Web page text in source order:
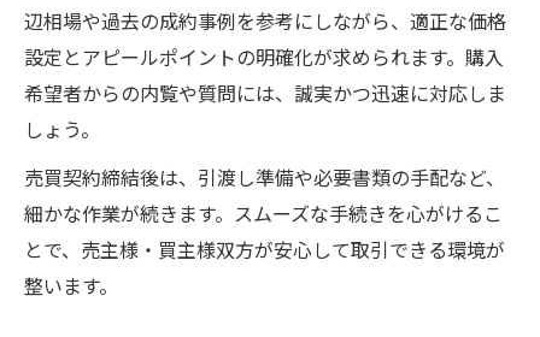
辺相場や過去の成約事例を参考にしながら、適正な価格
設定とアピールポイントの明確化が求められます。購入
希望者からの内覧や質問には、誠実かつ迅速に対応しま
しょう。
売買契約締結後は、引渡し準備や必要書類の手配など、
細かな作業が続きます。スムーズな手続きを心がけるこ
とで、売主様・買主様双方が安心して取引できる環境が
整います。